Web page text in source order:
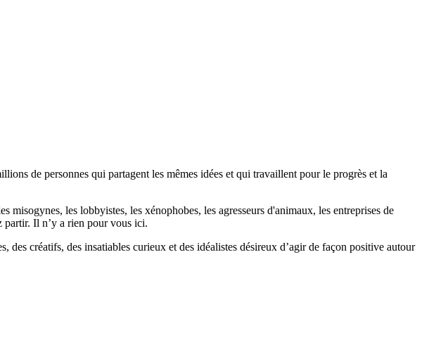
de personnes qui partagent les mêmes idées et qui travaillent pour le progrès et la
misogynes, les lobbyistes, les xénophobes, les agresseurs d'animaux, les entreprises de
partir. Il n’y a rien pour vous ici.
des créatifs, des insatiables curieux et des idéalistes désireux d’agir de façon positive autour